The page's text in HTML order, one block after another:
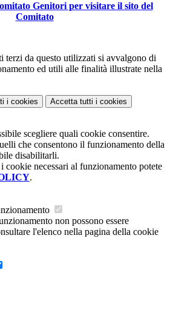
Genitori per visitare il sito del
Comitato
terzi da questo utilizzati si avvalgono di
ed utili alle finalità illustrate nella
i cookies Accetta tutti i cookies
scegliere quali cookie consentire.
che consentono il funzionamento della
disabilitarli.
cookie necessari al funzionamento potete
.
non possono essere
l'elenco nella pagina della cookie